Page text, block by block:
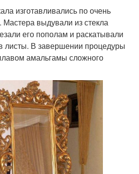
изготавливались по очень
Мастера выдували из стекла
его пополам и раскатывали
листы. В завершении процедуры
амальгамы сложного